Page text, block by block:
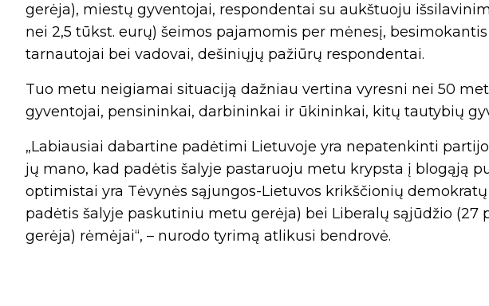
gerėja), miestų gyventojai, respondentai su aukštuoju
nei 2,5 tūkst. eurų) šeimos pajamomis per mėnesį,
tarnautojai bei vadovai, dešiniųjų pažiūrų respondentai.
Tuo metu neigiamai situaciją dažniau vertina vyresni nei 50
gyventojai, pensininkai, darbininkai ir ūkininkai, kitų tautybių
„Labiausiai dabartine padėtimi Lietuvoje yra nepatenkinti
jų mano, kad padėtis šalyje pastaruoju metu krypsta į blogąją
optimistai yra Tėvynės sąjungos-Lietuvos krikščionių demokratų
padėtis šalyje paskutiniu metu gerėja) bei Liberalų sąjūdžio (27
gerėja) rėmėjai“, – nurodo tyrimą atlikusi bendrovė.